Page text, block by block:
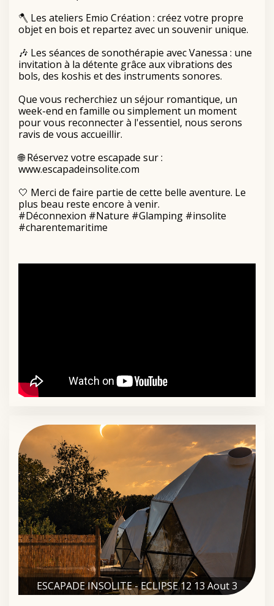
🪓 Les ateliers Emio Création : créez votre propre
objet en bois et repartez avec un souvenir unique.
🎶 Les séances de sonothérapie avec Vanessa : une
invitation à la détente grâce aux vibrations des
bols, des koshis et des instruments sonores.
Que vous recherchiez un séjour romantique, un
week-end en famille ou simplement un moment
pour vous reconnecter à l'essentiel, nous serons
ravis de vous accueillir.
🌐 Réservez votre escapade sur :
www.escapadeinsolite.com
🤍 Merci de faire partie de cette belle aventure. Le
plus beau reste encore à venir.
#Déconnexion #Nature #Glamping #insolite
#charentemaritime
ESCAPADE INSOLITE - ECLIPSE 12 13 Aout 3